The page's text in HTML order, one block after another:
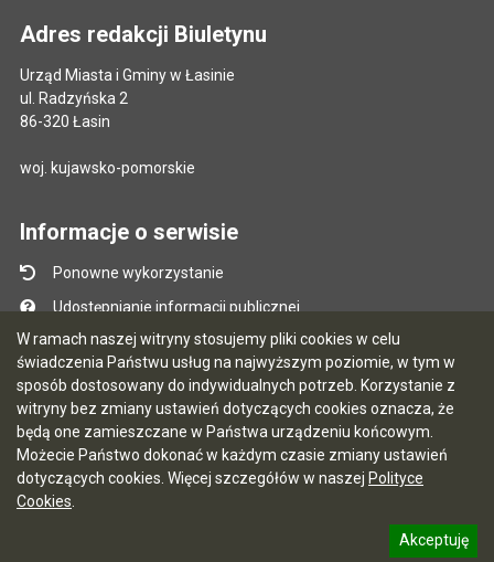
W ramach naszej witryny stosujemy pliki cookies w celu
świadczenia Państwu usług na najwyższym poziomie, w tym w
sposób dostosowany do indywidualnych potrzeb. Korzystanie z
witryny bez zmiany ustawień dotyczących cookies oznacza, że
będą one zamieszczane w Państwa urządzeniu końcowym.
Możecie Państwo dokonać w każdym czasie zmiany ustawień
dotyczących cookies. Więcej szczegółów w naszej Polityce
Cookies
Akceptuję
Adres redakcji Biuletynu
Urząd Miasta i Gminy w Łasinie
ul. Radzyńska 2
86-320 Łasin
woj. kujawsko-pomorskie
Informacje o serwisie
Ponowne wykorzystanie
Udostępnianie informacji publicznej
Mapa serwisu
Instrukcja obsługi
Statystyki oglądalności
Ostatnia aktualizacja BIP: 03.08.2026 13:09
CMS i hosting: Logonet Sp. z o.o. w Bydgoszczy